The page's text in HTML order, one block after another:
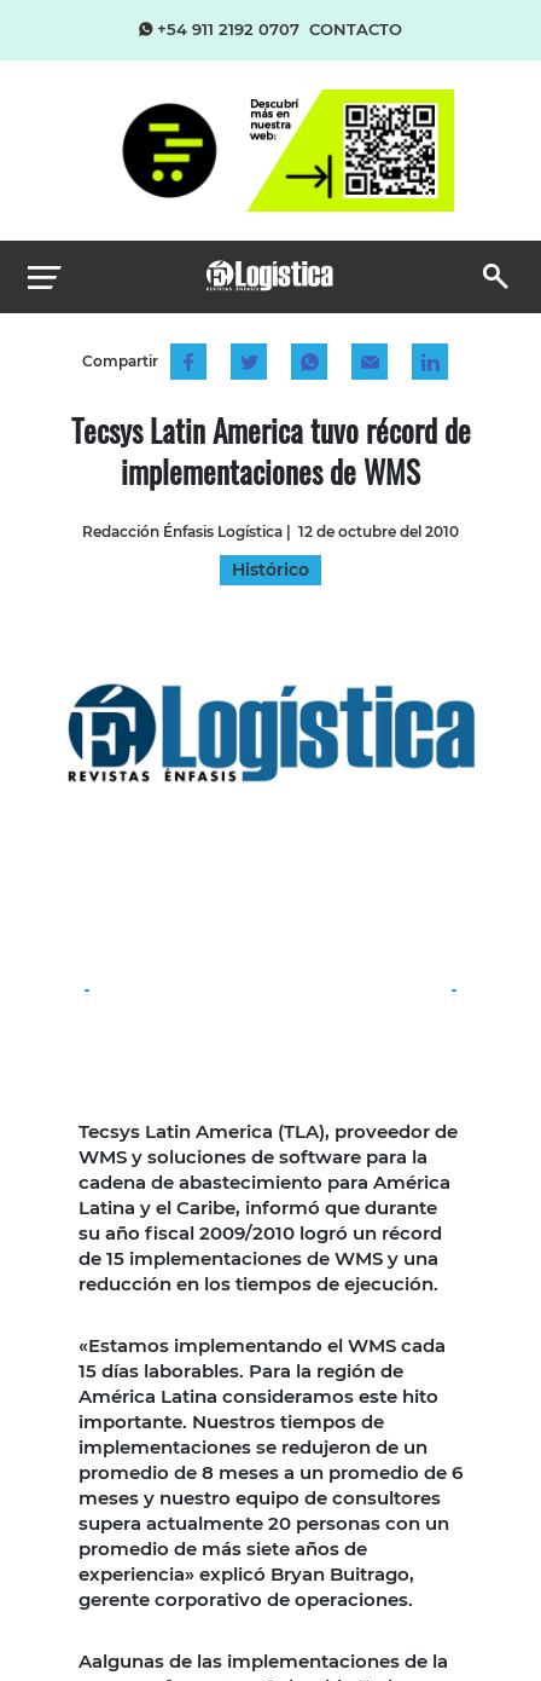
+54 911 2192 0707 CONTACTO
Compartir
Tecsys Latin America tuvo récord de
implementaciones de WMS
Redacción Énfasis Logística | 12 de octubre del 2010
Histórico
Tecsys Latin America (TLA), proveedor de
WMS y soluciones de software para la
cadena de abastecimiento para América
Latina y el Caribe, informó que durante
su año fiscal 2009/2010 logró un récord
de 15 implementaciones de WMS y una
reducción en los tiempos de ejecución.
«Estamos implementando el WMS cada
15 días laborables. Para la región de
América Latina consideramos este hito
importante. Nuestros tiempos de
implementaciones se redujeron de un
promedio de 8 meses a un promedio de 6
meses y nuestro equipo de consultores
supera actualmente 20 personas con un
promedio de más siete años de
experiencia» explicó Bryan Buitrago,
gerente corporativo de operaciones.
Aalgunas de las implementaciones de la